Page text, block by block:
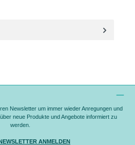
Newsletter um immer wieder Anregungen und
neue Produkte und Angebote informiert zu
werden.
ANMELDEN